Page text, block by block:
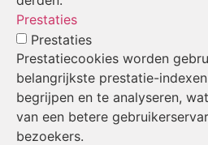
Prestaties
Prestaties
Prestatiecookies worden
belangrijkste prestatie-
begrijpen en te analyseren,
van een betere
bezoekers.